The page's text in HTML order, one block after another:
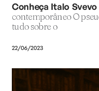
Conheça Italo Svevo
contemporâneo O
tudo sobre o
22/06/2023